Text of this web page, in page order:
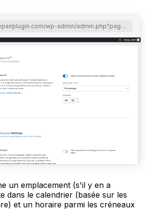
https://www.repairplugin.com/wp-admin/admin.php?page=wp_repair_settings&section=planning_discount
un emplacement (s'il y en a
dans le calendrier (basée sur les
et un horaire parmi les créneaux